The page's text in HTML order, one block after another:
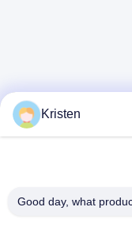
Kristen
Good day, what